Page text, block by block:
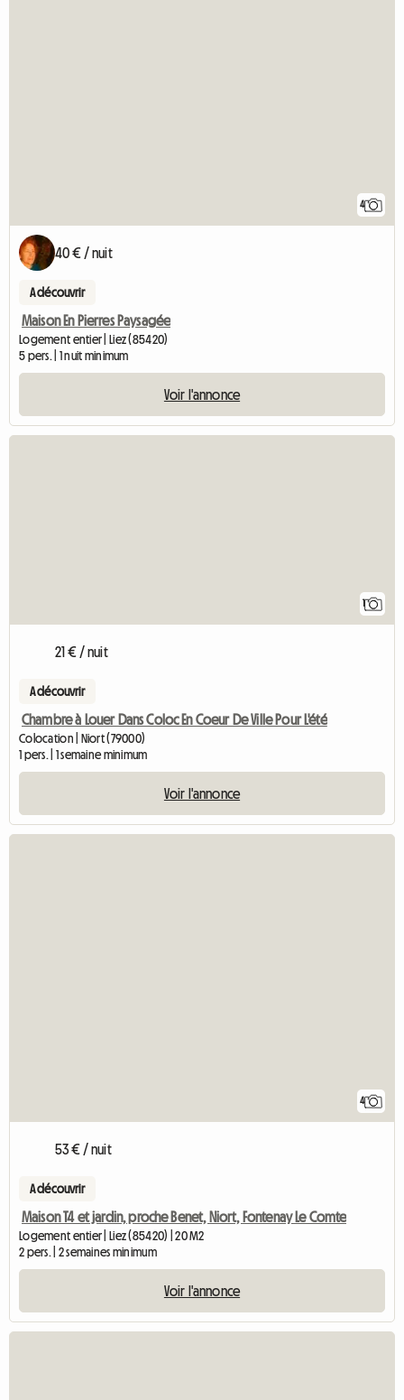
4
40 € / nuit
A découvrir
Maison En Pierres Paysagée
Logement entier | Liez (85420)
5 pers. | 1 nuit minimum
Voir l'annonce
1
21 € / nuit
A découvrir
Chambre à Louer Dans Coloc En Coeur De Ville Pour L'été
Colocation | Niort (79000)
1 pers. | 1 semaine minimum
Voir l'annonce
4
53 € / nuit
A découvrir
Maison T4 et jardin, proche Benet, Niort, Fontenay Le Comte
Logement entier | Liez (85420) | 20 M2
2 pers. | 2 semaines minimum
Voir l'annonce